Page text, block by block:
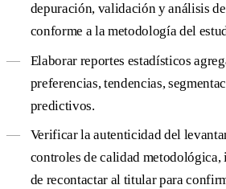
depuración, validación y análisis
conforme a la metodología del
Elaborar reportes estadísticos
preferencias, tendencias,
predictivos.
Verificar la autenticidad del
controles de calidad
de recontactar al titular para